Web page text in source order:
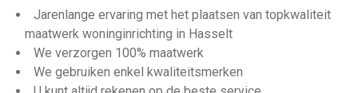
Jarenlange ervaring met het plaatsen van topkwaliteit
maatwerk woninginrichting in Hasselt
We verzorgen 100% maatwerk
We gebruiken enkel kwaliteitsmerken